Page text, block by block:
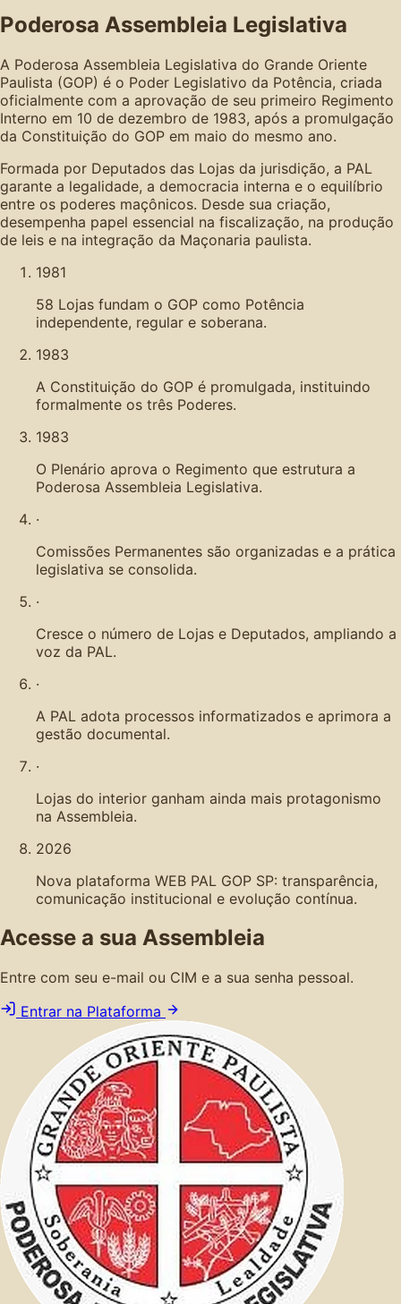
Poderosa Assembleia Legislativa
A Poderosa Assembleia Legislativa do Grande Oriente
Paulista (GOP) é o Poder Legislativo da Potência, criada
oficialmente com a aprovação de seu primeiro Regimento
Interno em 10 de dezembro de 1983, após a promulgação
da Constituição do GOP em maio do mesmo ano.
Formada por Deputados das Lojas da jurisdição, a PAL
garante a legalidade, a democracia interna e o equilíbrio
entre os poderes maçônicos. Desde sua criação,
desempenha papel essencial na fiscalização, na produção
de leis e na integração da Maçonaria paulista.
1981
58 Lojas fundam o GOP como Potência
independente, regular e soberana.
1983
A Constituição do GOP é promulgada, instituindo
formalmente os três Poderes.
1983
O Plenário aprova o Regimento que estrutura a
Poderosa Assembleia Legislativa.
·
Comissões Permanentes são organizadas e a prática
legislativa se consolida.
·
Cresce o número de Lojas e Deputados, ampliando a
voz da PAL.
·
A PAL adota processos informatizados e aprimora a
gestão documental.
·
Lojas do interior ganham ainda mais protagonismo
na Assembleia.
2026
Nova plataforma WEB PAL GOP SP: transparência,
comunicação institucional e evolução contínua.
Acesse a sua Assembleia
Entre com seu e-mail ou CIM e a sua senha pessoal.
Entrar na Plataforma